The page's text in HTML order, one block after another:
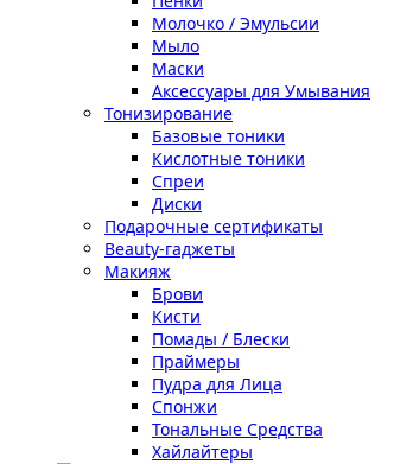
Молочко / Эмульсии
Мыло
Маски
Аксессуары для Умывания
Тонизирование
Базовые тоники
Кислотные тоники
Спреи
Диски
Подарочные сертификаты
Beauty-гаджеты
Макияж
Брови
Кисти
Помады / Блески
Праймеры
Пудра для Лица
Спонжи
Тональные Средства
Хайлайтеры